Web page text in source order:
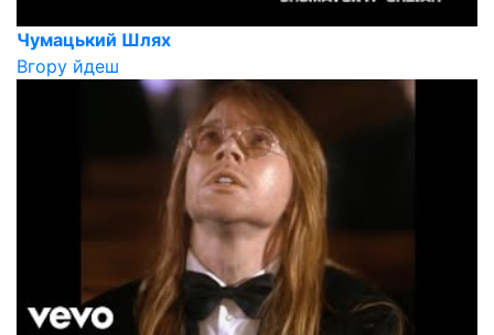
Чумацький Шлях
Вгору йдеш